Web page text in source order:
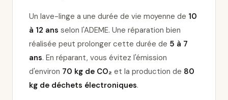
Un lave-linge a une durée de vie moyenne de 10
à 12 ans selon l'ADEME. Une réparation bien
réalisée peut prolonger cette durée de 5 à 7
ans. En réparant, vous évitez l'émission
d'environ 70 kg de CO₂ et la production de 80
kg de déchets électroniques.